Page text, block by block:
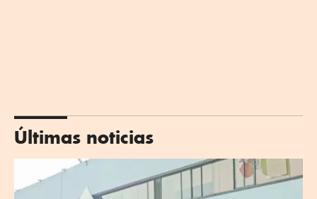
Últimas noticias